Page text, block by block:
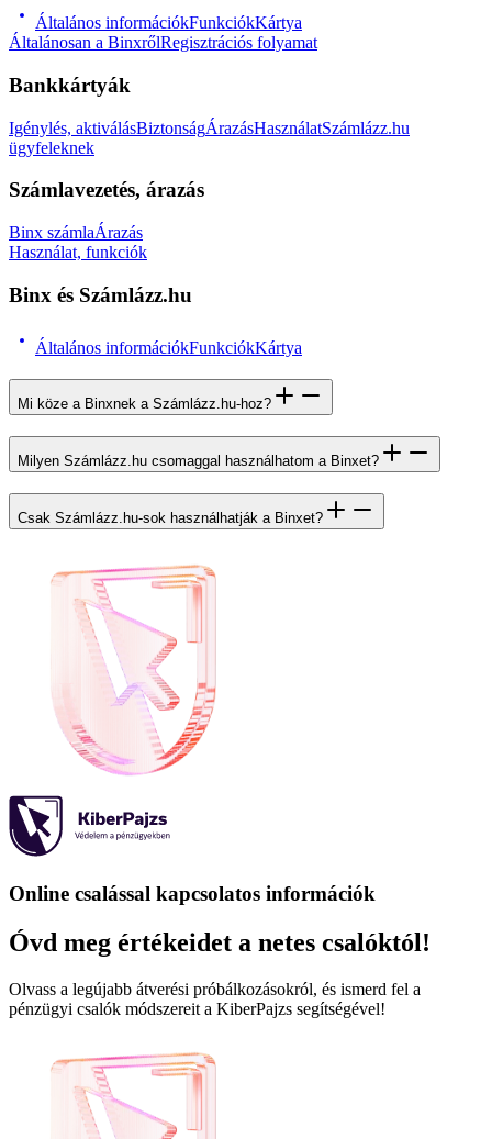
Általános információkFunkciókKártya
Általánosan a BinxrőlRegisztrációs folyamat
Bankkártyák
Igénylés, aktiválásBiztonságÁrazásHasználatSzámlázz.hu
ügyfeleknek
Számlavezetés, árazás
Binx számlaÁrazás
Használat, funkciók
Binx és Számlázz.hu
Általános információkFunkciókKártya
Mi köze a Binxnek a Számlázz.hu-hoz?
Milyen Számlázz.hu csomaggal használhatom a Binxet?
Csak Számlázz.hu-sok használhatják a Binxet?
Online csalással kapcsolatos információk
Óvd meg értékeidet a netes csalóktól!
Olvass a legújabb átverési próbálkozásokról, és ismerd fel a
pénzügyi csalók módszereit a KiberPajzs segítségével!